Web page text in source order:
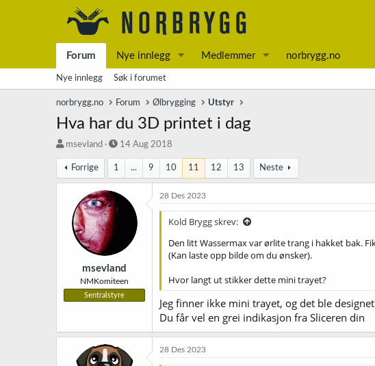
Forum Nye innlegg Medlemmer norbrygg.no
Nye innlegg Søk i forumet
norbrygg.no Forum Ølbrygging Utstyr
Hva har du 3D printet i dag
T
å
d
msevland
S
r
t
14 Aug 2018
Forrige 1 ... 9 10 11 12 13 Neste
msevland
NMKomiteen
Sentralstyre
28 Des 2023
Kold Brygg skrev:
Den litt Wassermax var ørlite trang i hakket bak.
(Kan laste opp bilde om du ønsker).
Hvor langt ut stikker dette mini trayet?
Jeg finner ikke mini trayet, og det ble
Du får vel en grei indikasjon fra Sliceren din
28 Des 2023